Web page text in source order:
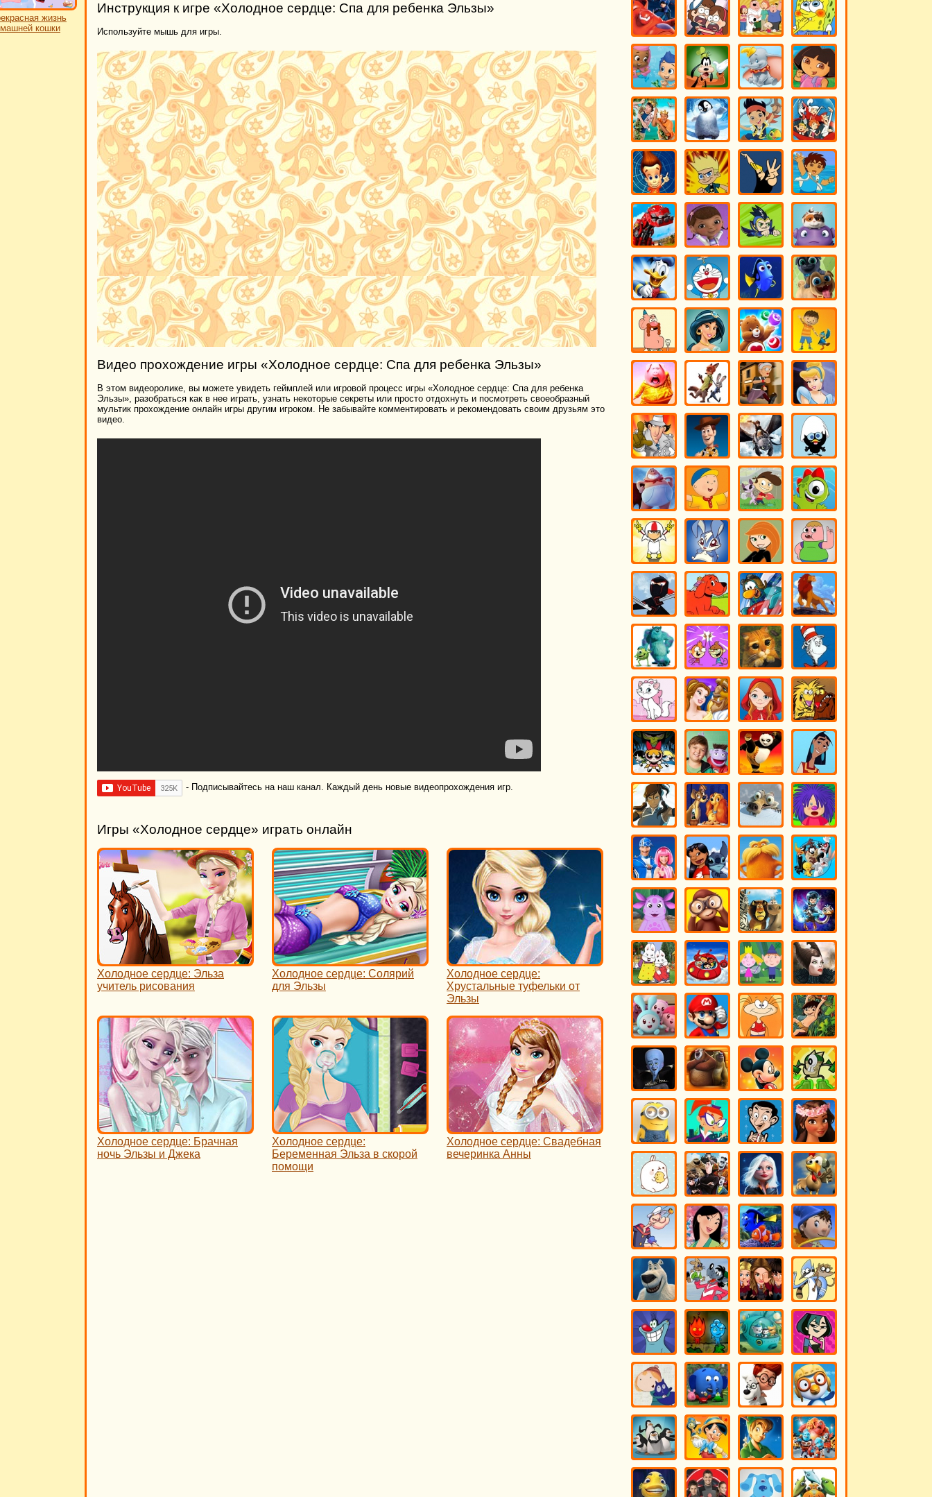
жизнь
кошки
Инструкция к игре «Холодное сердце: Спа для ребенка Эльзы»
Используйте мышь для игры.
Видео прохождение игры «Холодное сердце: Спа для ребенка Эльзы»
В этом видеоролике, вы можете увидеть геймплей или игровой процесс игры «Холодное сердце: Спа для ребенка
Эльзы», разобраться как в нее играть, узнать некоторые секреты или просто отдохнуть и посмотреть своеобразный
мультик прохождение онлайн игры другим игроком. Не забывайте комментировать и рекомендовать своим друзьям это
видео.
- Подписывайтесь на наш канал. Каждый день новые видеопрохождения игр.
Игры «Холодное сердце» играть онлайн
Холодное сердце: Эльза
учитель рисования
Холодное сердце: Солярий
для Эльзы
Холодное сердце:
Хрустальные туфельки от
Эльзы
Холодное сердце: Брачная
ночь Эльзы и Джека
Холодное сердце:
Беременная Эльза в скорой
помощи
Холодное сердце: Свадебная
вечеринка Анны